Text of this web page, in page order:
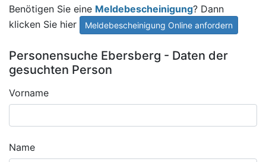
Benötigen Sie eine Meldebescheinigung? Dann
klicken Sie hier
Meldebescheinigung Online anfordern
Personensuche Ebersberg - Daten der
gesuchten Person
Vorname
Name